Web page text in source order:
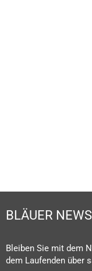
BLÄUER
Bleiben Sie mit dem
dem Laufenden über